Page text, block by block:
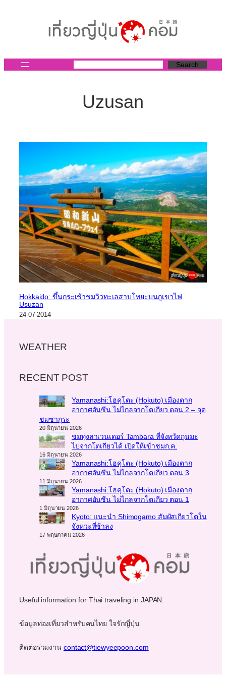
Search
Uzusan
Hokkaido: ขึ้นกระเช้าชมวิวทะเลสาบโทยะบนภูเขาไฟ
Usuzan
24-07-2014
WEATHER
RECENT POST
Yamanashi:โฮคุโตะ (Hokuto) เมืองตาก
อากาศอันซีน ไม่ไกลจากโตเกียว ตอน 2 – จุด
ชมซากุระ
20 มิถุนายน 2026
ชมทุ่งลาเวนเดอร์ Tambara ที่จังหวัดกุนมะ
ไปจากโตเกียวได้ เปิดให้เข้าชมก.ค.
16 มิถุนายน 2026
Yamanashi:โฮคุโตะ (Hokuto) เมืองตาก
อากาศอันซีน ไม่ไกลจากโตเกียว ตอน 3
11 มิถุนายน 2026
Yamanashi:โฮคุโตะ (Hokuto) เมืองตาก
อากาศอันซีน ไม่ไกลจากโตเกียว ตอน 1
1 มิถุนายน 2026
Kyoto: แนะนำ Shimogamo สัมผัสเกียวโตใน
จังหวะที่ช้าลง
17 พฤษภาคม 2026
Useful information for Thai traveling in JAPAN.
ข้อมูลท่องเที่ยวสำหรับคนไทย ใจรักญี่ปุ่น
ติดต่อร่วมงาน contact@tiewyeepoon.com